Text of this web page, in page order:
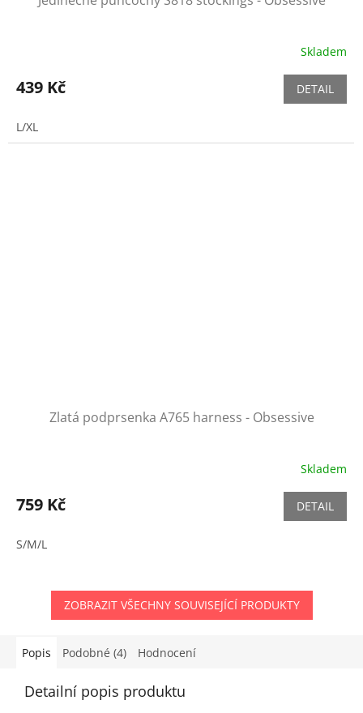
Skladem
439 Kč DETAIL
L/XL
Zlatá podprsenka A765 harness - Obsessive
Skladem
759 Kč DETAIL
S/M/L
ZOBRAZIT VŠECHNY SOUVISEJÍCÍ PRODUKTY
Popis Podobné (4) Hodnocení
Detailní popis produktu